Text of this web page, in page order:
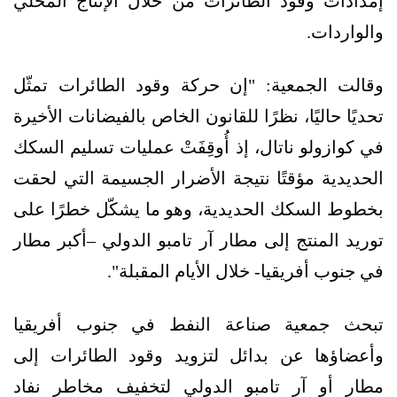
والواردات.
وقالت الجمعية: "إن حركة وقود الطائرات تمثّل
تحديًا حاليًا، نظرًا للقانون الخاص بالفيضانات الأخيرة
في كوازولو ناتال، إذ أُوقِفَتْ عمليات تسليم السكك
الحديدية مؤقتًا نتيجة الأضرار الجسيمة التي لحقت
بخطوط السكك الحديدية، وهو ما يشكّل خطرًا على
توريد المنتج إلى مطار آر تامبو الدولي –أكبر مطار
في جنوب أفريقيا- خلال الأيام المقبلة".
تبحث جمعية صناعة النفط في جنوب أفريقيا
وأعضاؤها عن بدائل لتزويد وقود الطائرات إلى
مطار أو آر تامبو الدولي لتخفيف مخاطر نفاد